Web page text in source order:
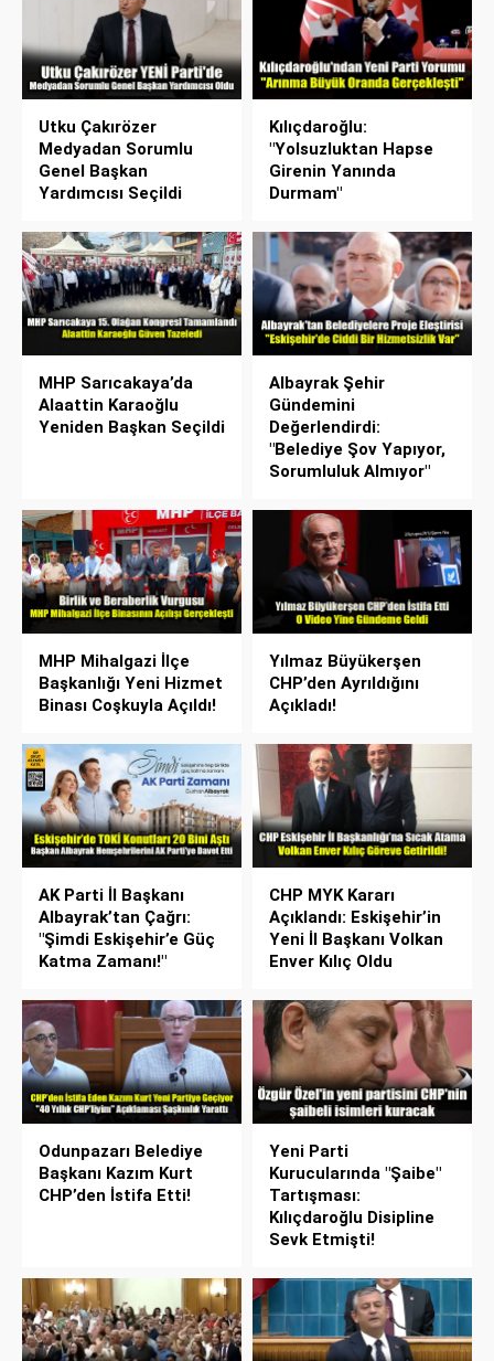
Utku Çakırözer
Medyadan Sorumlu
Genel Başkan
Yardımcısı Seçildi
Kılıçdaroğlu:
"Yolsuzluktan Hapse
Girenin Yanında
Durmam"
MHP Sarıcakaya’da
Alaattin Karaoğlu
Yeniden Başkan Seçildi
Albayrak Şehir
Gündemini
Değerlendirdi:
"Belediye Şov Yapıyor,
Sorumluluk Almıyor"
MHP Mihalgazi İlçe
Başkanlığı Yeni Hizmet
Binası Coşkuyla Açıldı!
Yılmaz Büyükerşen
CHP’den Ayrıldığını
Açıkladı!
AK Parti İl Başkanı
Albayrak’tan Çağrı:
"Şimdi Eskişehir’e Güç
Katma Zamanı!"
CHP MYK Kararı
Açıklandı: Eskişehir’in
Yeni İl Başkanı Volkan
Enver Kılıç Oldu
Odunpazarı Belediye
Başkanı Kazım Kurt
CHP’den İstifa Etti!
Yeni Parti
Kurucularında "Şaibe"
Tartışması:
Kılıçdaroğlu Disipline
Sevk Etmişti!